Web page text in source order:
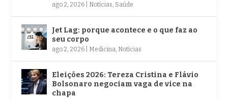
ago 2, 2026 Notícias, Saúde
Jet Lag: porque acontece e o que faz ao
seu corpo
ago 2, 2026 Medicina, Notícias
Eleições 2026: Tereza Cristina e Flávio
Bolsonaro negociam vaga de vice na
chapa